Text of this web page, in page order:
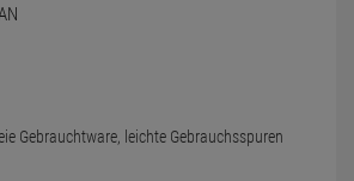
Gebrauchtware, leichte Gebrauchsspuren